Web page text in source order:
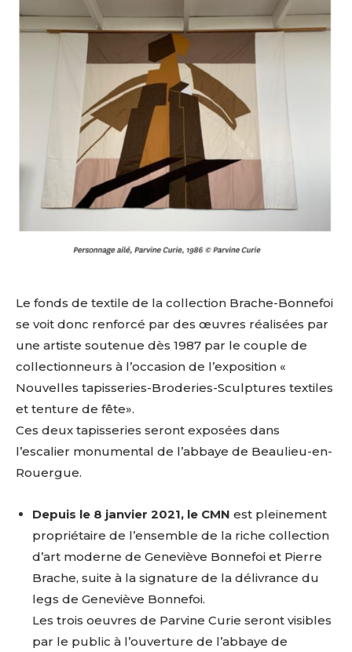
Le fonds de textile de la collection Brache-Bonnefoi
se voit donc renforcé par des œuvres réalisées par
une artiste soutenue dès 1987 par le couple de
collectionneurs à l’occasion de l’exposition «
Nouvelles tapisseries-Broderies-Sculptures textiles
et tenture de fête».
Ces deux tapisseries seront exposées dans
l’escalier monumental de l’abbaye de Beaulieu-en-
Rouergue.
Depuis le 8 janvier 2021, le CMN est pleinement
propriétaire de l’ensemble de la riche collection
d’art moderne de Geneviève Bonnefoi et Pierre
Brache, suite à la signature de la délivrance du
legs de Geneviève Bonnefoi.
Les trois oeuvres de Parvine Curie seront visibles
par le public à l’ouverture de l’abbaye de